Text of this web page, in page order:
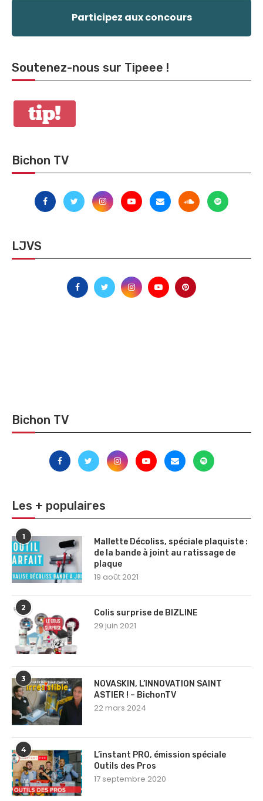
Participez aux concours
Soutenez-nous sur Tipeee !
Bichon TV
LJVS
Bichon TV
Les + populaires
1
Mallette Décoliss, spéciale plaquiste :
de la bande à joint au ratissage de
plaque
19 août 2021
2
Colis surprise de BIZLINE
29 juin 2021
3
NOVASKIN, L’INNOVATION SAINT
ASTIER ! – BichonTV
22 mars 2024
4
L’instant PRO, émission spéciale
Outils des Pros
17 septembre 2020